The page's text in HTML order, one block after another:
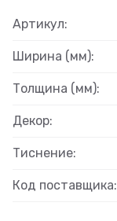
Артикул:
Ширина (мм):
Толщина (мм):
Декор:
Тиснение:
Код поставщика: